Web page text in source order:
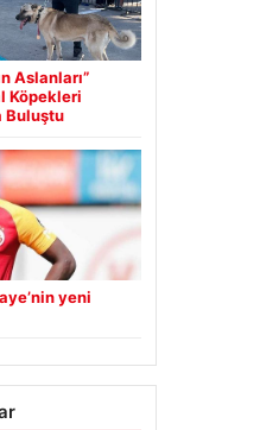
Aslanları”
Köpekleri
Buluştu
yeni